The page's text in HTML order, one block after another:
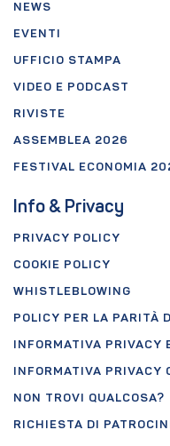
NEWS
EVENTI
UFFICIO STAMPA
VIDEO E PODCAST
RIVISTE
ASSEMBLEA 2026
FESTIVAL ECONOMIA
Info & Privacy
PRIVACY POLICY
COOKIE POLICY
WHISTLEBLOWING
POLICY PER LA PARITÀ
INFORMATIVA PRIVACY
INFORMATIVA PRIVACY
NON TROVI QUALCOSA?
RICHIESTA DI